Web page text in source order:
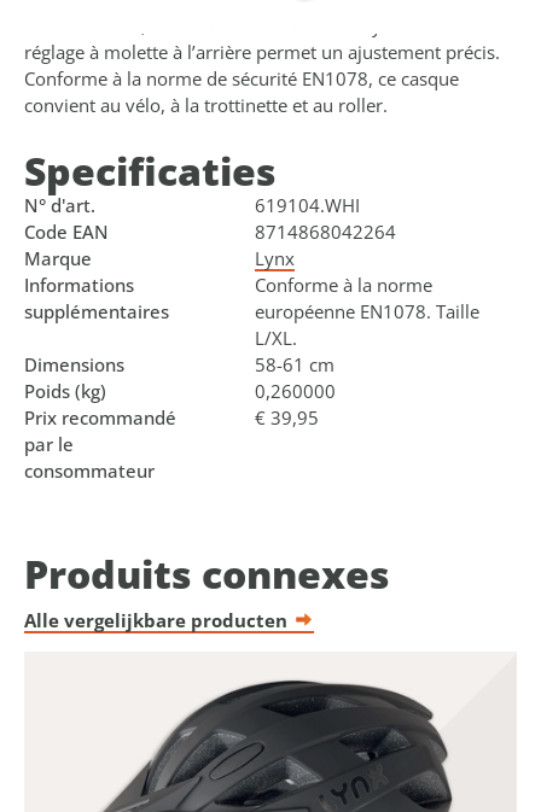
réglage à molette à l’arrière permet un ajustement précis.
Conforme à la norme de sécurité EN1078, ce casque
convient au vélo, à la trottinette et au roller.
Specificaties
N° d'art.
619104.WHI
Code EAN
8714868042264
Marque
Lynx
Informations
supplémentaires
Conforme à la norme
européenne EN1078. Taille
L/XL.
Dimensions
58-61 cm
Poids (kg)
0,260000
Prix recommandé
par le
consommateur
€ 39,95
Produits connexes
Alle vergelijkbare producten